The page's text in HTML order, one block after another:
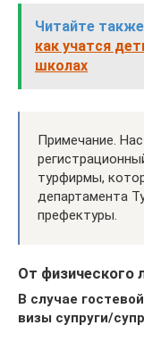
Читайте
как учатся
школах
Примечание.
турфирмы,
департамента
префектуры.
От физического
В случае
визы супруги/